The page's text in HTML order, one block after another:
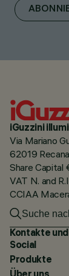
iGuzzini
Via Mariano
62019
Share Capital
VAT N. and
CCIAA
Kontakte
Social
Produkte